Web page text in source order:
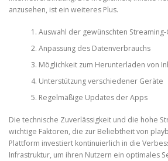
anzusehen, ist ein weiteres Plus.
Auswahl der gewünschten
Anpassung des Datenverbrauchs
Möglichkeit zum Herunterladen von
Unterstützung verschiedener Geräte
Regelmäßige Updates der Apps
Die technische Zuverlässigkeit und die hohe
wichtige Faktoren, die zur Beliebtheit von
Plattform investiert kontinuierlich in die
Infrastruktur, um ihren Nutzern ein optimales